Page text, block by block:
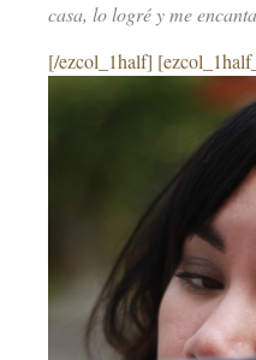
casa, lo logré y me
[/ezcol_1half]